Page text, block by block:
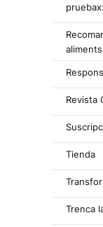
Revista
Tienda
Trenca